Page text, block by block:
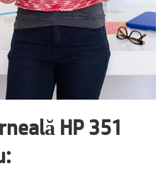
HP 351